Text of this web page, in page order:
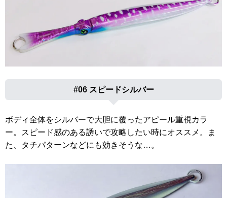
#06 スピードシルバー
ボディ全体をシルバーで大胆に覆ったアピール重視カラ
ー。スピード感のある誘いで攻略したい時にオススメ。ま
た、タチパターンなどにも効きそうな…。